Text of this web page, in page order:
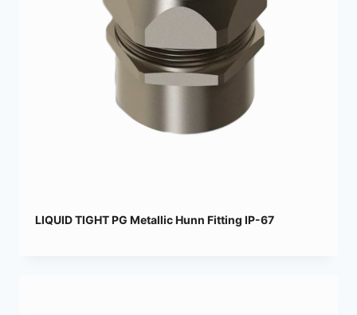
LIQUID TIGHT PG Metallic Hunn Fitting IP-67